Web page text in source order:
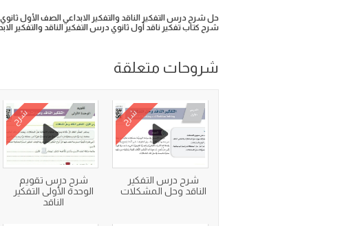
حل شرح درس التفكير الناقد والتفكير الابداعي الصف الأول ثانوي
شرح كتاب تفكير ناقد أول ثانوي درس التفكير الناقد والتفكير
شروحات متعلقة
شرح
شرح درس التفكير
الناقد وحل المشكلات
شرح
شرح درس تقويم
الوحدة الأولى التفكير
الناقد